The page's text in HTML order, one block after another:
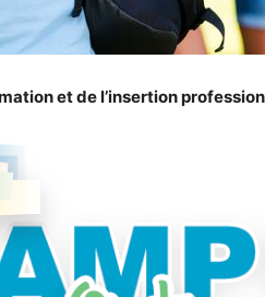
et de l’insertion